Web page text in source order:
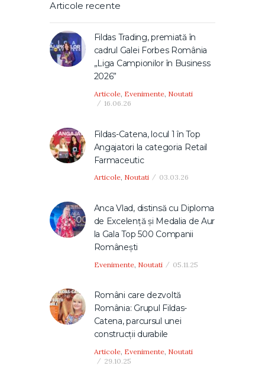
Articole recente
Fildas Trading, premiată în
cadrul Galei Forbes România
„Liga Campionilor în Business
2026”
Articole, Evenimente, Noutati
16.06.26
Fildas-Catena, locul 1 în Top
Angajatori la categoria Retail
Farmaceutic
Articole, Noutati 03.03.26
Anca Vlad, distinsă cu Diploma
de Excelență și Medalia de Aur
la Gala Top 500 Companii
Românești
Evenimente, Noutati 05.11.25
Români care dezvoltă
România: Grupul Fildas-
Catena, parcursul unei
construcţii durabile
Articole, Evenimente, Noutati
29.10.25